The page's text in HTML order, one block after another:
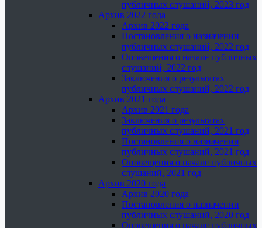
публичных слушаний, 2023 год
Архив 2022 года
Архив 2022 года
Постановления о назначении
публичных слушаний, 2022 год
Оповещения о начале публичных
слушаний, 2022 год
Заключения о результатах
публичных слушаний, 2022 год
Архив 2021 года
Архив 2021 года
Заключения о результатах
публичных слушаний, 2021 год
Постановления о назначении
публичных слушаний, 2021 год
Оповещения о начале публичных
слушаний, 2021 год
Архив 2020 года
Архив 2020 года
Постановления о назначении
публичных слушаний, 2020 год
Оповещения о начале публичных